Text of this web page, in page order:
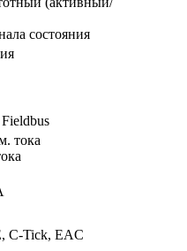
состояния
тока
C-Tick, EAC